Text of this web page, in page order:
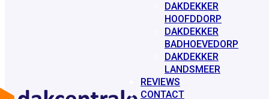
DAKDEKKER
HOOFDDORP
DAKDEKKER
BADHOEVEDORP
DAKDEKKER
LANDSMEER
REVIEWS
CONTACT